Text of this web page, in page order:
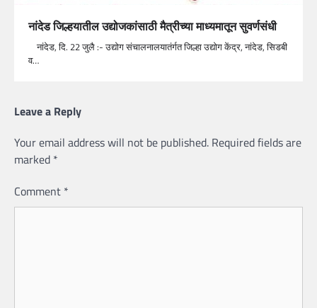
नांदेड जिल्हयातील उद्योजकांसाठी मैत्रीच्या माध्यमातून सुवर्णसंधी
नांदेड, दि. 22 जुलै :- उद्योग संचालनालयातंर्गत जिल्हा उद्योग केंद्र, नांदेड, सिडबी
व…
Leave a Reply
Your email address will not be published. Required fields are
marked *
Comment *